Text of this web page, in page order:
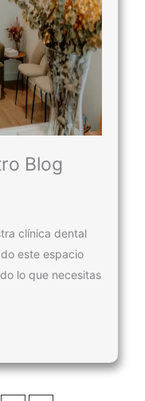
Blog
clínica dental
este espacio
lo que necesitas